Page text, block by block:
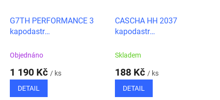
G7TH PERFORMANCE 3
kapodastr
zlatý
Objednáno
1 190 Kč / ks
DETAIL
CASCHA HH 2037
kapodastr
Skladem
188 Kč / ks
DETAIL